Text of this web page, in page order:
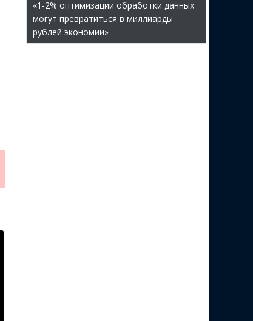
«1-2% оптимизации обработки данных
могут превратиться в миллиарды
рублей экономии»